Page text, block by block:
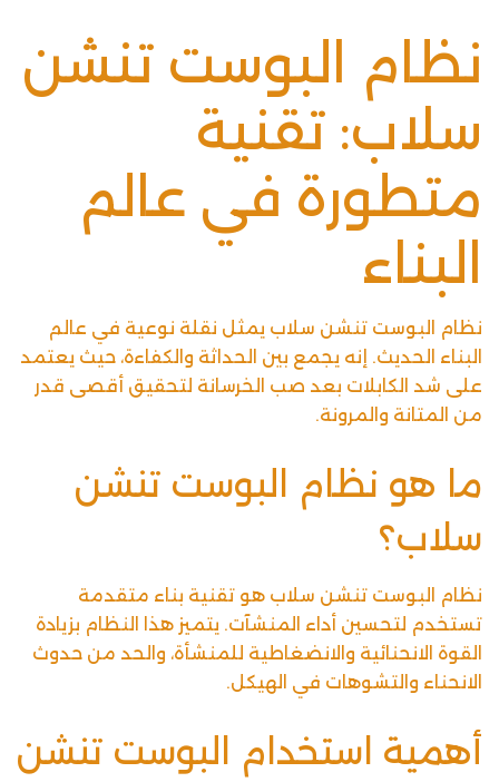
نظام البوست تنشن
سلاب: تقنية
متطورة في عالم
البناء
نظام البوست تنشن سلاب يمثل نقلة نوعية في عالم
البناء الحديث. إنه يجمع بين الحداثة والكفاءة، حيث يعتمد
على شد الكابلات بعد صب الخرسانة لتحقيق أقصى قدر
من المتانة والمرونة.
ما هو نظام البوست تنشن
سلاب؟
نظام البوست تنشن سلاب هو تقنية بناء متقدمة
تستخدم لتحسين أداء المنشآت. يتميز هذا النظام بزيادة
القوة الانحنائية والانضغاطية للمنشأة، والحد من حدوث
الانحناء والتشوهات في الهيكل.
أهمية استخدام البوست تنشن